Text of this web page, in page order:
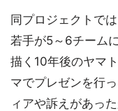
同プロジェクトで
若手が5～6チーム
描く10年後のヤマ
マでプレゼンを行
ィアや訴えがあっ